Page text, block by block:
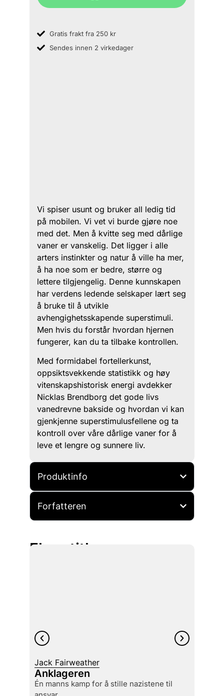
Gratis frakt fra 250 kr
Sendes innen 2 virkedager
Vi spiser usunt og bruker all ledig tid
på mobilen. Vi vet vi burde gjøre noe
med det. Men å kvitte seg med dårlige
vaner er vanskelig. Det ligger i alle
arters instinkter og natur å ville ha mer,
å ha noe som er bedre, større og
lettere tilgjengelig. Denne kunnskapen
har verdens ledende selskaper lært seg
å bruke til å utvikle
avhengighetsskapende superstimuli.
Men hvis du forstår hvordan hjernen
fungerer, kan du ta tilbake kontrollen.
Med formidabel fortellerkunst,
oppsiktsvekkende statistikk og høy
vitenskapshistorisk energi avdekker
Nicklas Brendborg det gode livs
vanedrevne bakside og hvordan vi kan
gjenkjenne superstimulusfellene og ta
kontroll over våre dårlige vaner for å
leve et lengre og sunnere liv.
Produktinfo
Forfatteren
Flere titler
Jack Fairweather
Anklageren
én manns kamp for å stille nazistene til